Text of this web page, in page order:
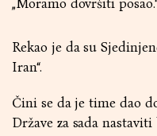
„Moramo dovršiti
Rekao je da su
Iran“.
Čini se da je time dao
Države za sada nastaviti